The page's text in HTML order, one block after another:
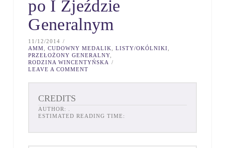
po I Zjeździe
Generalnym
11/12/2014
AMM
,CUDOWNY MEDALIK ,LISTY/OKÓLNIKI
PRZEŁOŻONY GENERALNY
RODZINA WINCENTYŃSKA
LEAVE A COMMENT
CREDITS
AUTHOR:
ESTIMATED READING TIME: